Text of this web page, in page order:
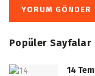
Popüler Sayfalar
14